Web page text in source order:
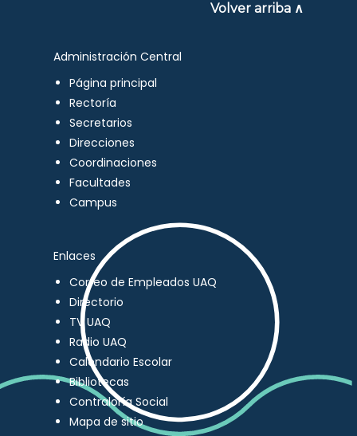
Volver arriba ∧
Administración Central
Página principal
Rectoría
Secretarios
Direcciones
Coordinaciones
Facultades
Campus
Enlaces
Correo de Empleados UAQ
Directorio
TV UAQ
Radio UAQ
Calendario Escolar
Bibliotecas
Contraloría Social
Mapa de sitio